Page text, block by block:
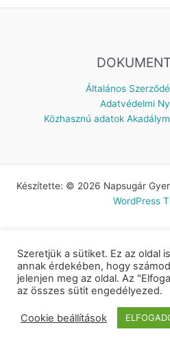
Általános
Adatvédelmi
Közhasznú adatok
Készítette: © 2026 Napsugár
WordPress
Szeretjük a sütiket. Ez az oldal
annak érdekében, hogy
jelenjen meg az oldal. Az
az összes sütit engedélyezed.
Cookie beállítások